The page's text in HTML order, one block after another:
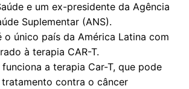
e um ex-presidente da Agência
Suplementar (ANS).
o único país da América Latina com
à terapia CAR-T.
a terapia Car-T, que pode
contra o câncer